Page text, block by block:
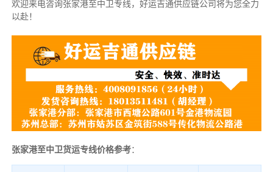
欢迎来电咨询张家港至中卫专线，好运吉通供应链公司将为您全力
以赴！
张家港至中卫货运专线价格参考：